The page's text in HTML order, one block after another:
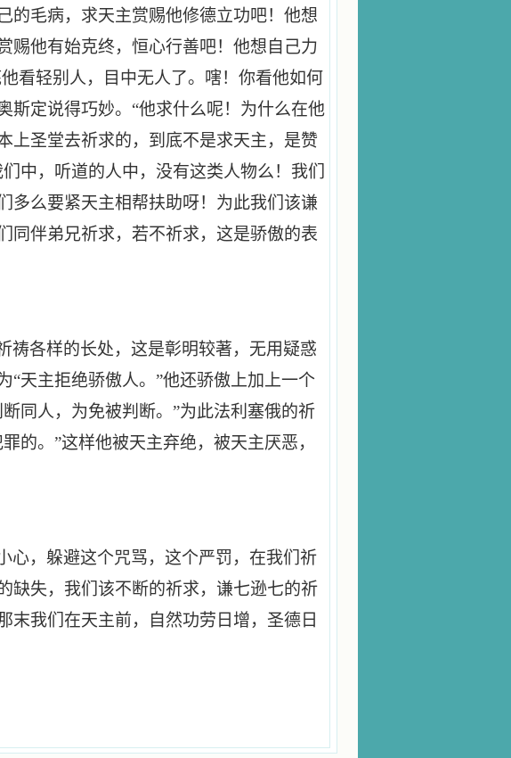
的毛病，求天主赏赐他修德立功吧！他想
赐他有始克终，恒心行善吧！他想自己力
看轻别人，目中无人了。嗐！你看他如何
斯定说得巧妙。“他求什么呢！为什么在他
上圣堂去祈求的，到底不是求天主，是赞
中，听道的人中，没有这类人物么！我们
多么要紧天主相帮扶助呀！为此我们该谦
同伴弟兄祈求，若不祈求，这是骄傲的表
祷各样的长处，这是彰明较著，无用疑惑
“天主拒绝骄傲人。”他还骄傲上加上一个
同人，为免被判断。”为此法利塞俄的祈
的。”这样他被天主弃绝，被天主厌恶，
心，躲避这个咒骂，这个严罚，在我们祈
缺失，我们该不断的祈求，谦七逊七的祈
末我们在天主前，自然功劳日增，圣德日